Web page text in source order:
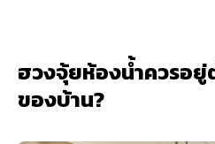
ฮวงจุ้ยห้องน้ำควรอยู่
ของบ้าน?